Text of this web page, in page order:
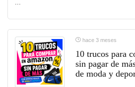
...
hace 3 meses
10 trucos para
sin pagar de
de moda y